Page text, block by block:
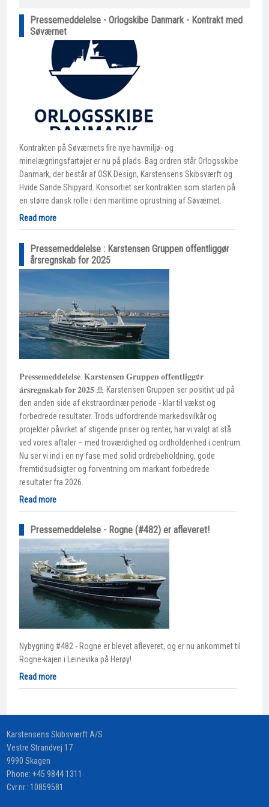
Pressemeddelelse - Orlogskibe Danmark - Kontrakt med
Søværnet
Kontrakten på Søværnets fire nye havmiljø- og
minelægningsfartøjer er nu på plads. Bag ordren står Orlogsskibe
Danmark, der består af OSK Design, Karstensens Skibsværft og
Hvide Sande Shipyard. Konsortiet ser kontrakten som starten på
en større dansk rolle i den maritime oprustning af Søværnet.
Read more
Pressemeddelelse : Karstensen Gruppen offentliggør
årsregnskab for 2025
𝐏𝐫𝐞𝐬𝐬𝐞𝐦𝐞𝐝𝐝𝐞𝐥𝐞𝐥𝐬𝐞: 𝐊𝐚𝐫𝐬𝐭𝐞𝐧𝐬𝐞𝐧 𝐆𝐫𝐮𝐩𝐩𝐞𝐧 𝐨𝐟𝐟𝐞𝐧𝐭𝐥𝐢𝐠𝐠ø𝐫
𝐚̊𝐫𝐬𝐫𝐞𝐠𝐧𝐬𝐤𝐚𝐛 𝐟𝐨𝐫 𝟐𝟎𝟐𝟓 🚢 Karstensen Gruppen ser positivt ud på
den anden side af ekstraordinær periode - klar til vækst og
forbedrede resultater. Trods udfordrende markedsvilkår og
projekter påvirket af stigende priser og renter, har vi valgt at stå
ved vores aftaler – med troværdighed og ordholdenhed i centrum.
Nu ser vi ind i en ny fase med solid ordrebeholdning, gode
fremtidsudsigter og forventning om markant forbedrede
resultater fra 2026.
Read more
Pressemeddelelse - Rogne (#482) er afleveret!
Nybygning #482 - Rogne er blevet afleveret, og er nu ankommet til
Rogne-kajen i Leinevika på Herøy!
Read more
​Karstensens Skibsværft A/S
Vestre Strandvej 17
9990 Skagen
Phone: +45 9844 1311
Cvr.nr.: 10859581